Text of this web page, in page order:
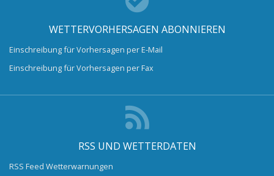
WETTERVORHERSAGEN ABONNIEREN
Einschreibung für Vorhersagen per E-Mail
Einschreibung für Vorhersagen per Fax
RSS UND WETTERDATEN
RSS Feed Wetterwarnungen